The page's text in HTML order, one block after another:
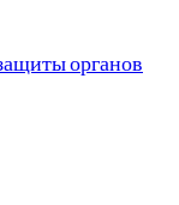
органов